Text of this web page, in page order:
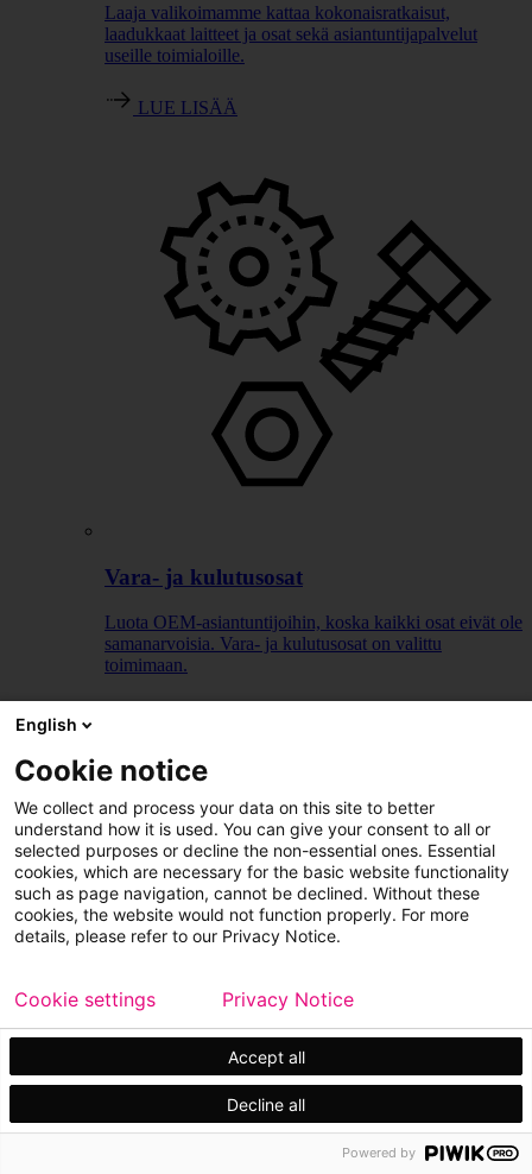
Laaja valikoimamme kattaa kokonaisratkaisut,
laadukkaat laitteet ja osat sekä asiantuntijapalvelut
useille toimialoille.
LUE LISÄÄ
Vara- ja kulutusosat
Luota OEM-asiantuntijoihin, koska kaikki osat eivät ole
samanarvoisia. Vara- ja kulutusosat on valittu
toimimaan.
English
Cookie notice
We collect and process your data on this site to better
understand how it is used. You can give your consent to all or
selected purposes or decline the non-essential ones. Essential
cookies, which are necessary for the basic website functionality
such as page navigation, cannot be declined. Without these
cookies, the website would not function properly. For more
details, please refer to our Privacy Notice.
Accept all
Decline all
Cookie settings Privacy Notice
Powered by